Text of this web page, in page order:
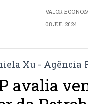
VALOR
08 JUL 2024
avalia